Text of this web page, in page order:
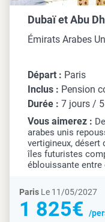
Dubaï et Abu
Émirats Arabes
Départ : Paris
Inclus : Pension
Durée : 7 jours /
Vous aimerez :
arabes unis
vertigineux, désert
îles futuristes
éblouissante entre
Paris Le 11/05/2027
1 825€ /